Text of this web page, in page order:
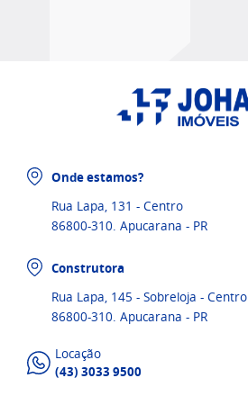
Onde estamos?
Rua Lapa, 131 - Centro
86800-310. Apucarana - PR
Construtora
Rua Lapa, 145 - Sobreloja - Centro
86800-310. Apucarana - PR
Locação
(43) 3033 9500